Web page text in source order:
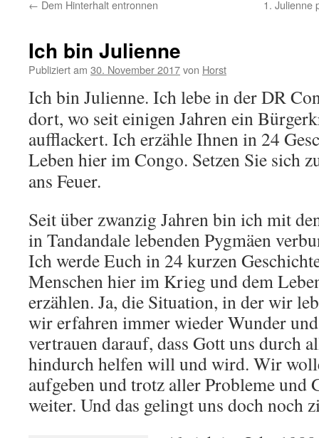
← Dem Hinterhalt entronnen 1. Julienne
Ich bin Julienne
Publiziert am 30. November 2017von Horst
Ich bin Julienne. Ich lebe in der DR
dort, wo seit einigen Jahren ein
aufflackert. Ich erzähle Ihnen in 24
Leben hier im Congo. Setzen Sie sich
ans Feuer.
Seit über zwanzig Jahren bin ich mit
in Tandandale lebenden Pygmäen
Ich werde Euch in 24 kurzen
Menschen hier im Krieg und dem
erzählen. Ja, die Situation, in der wir
wir erfahren immer wieder Wunder
vertrauen darauf, dass Gott uns durch
hindurch helfen will und wird. Wir
aufgeben und trotz aller Probleme und
weiter. Und das gelingt uns doch noch